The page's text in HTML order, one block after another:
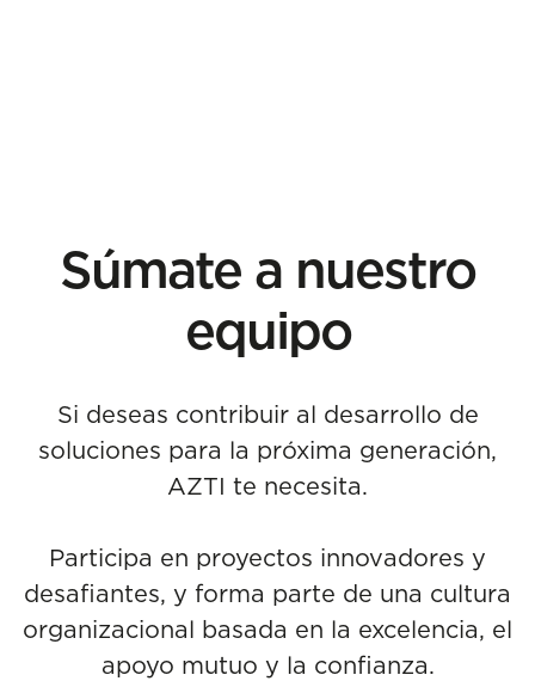
Súmate a nuestro
equipo
Si deseas contribuir al desarrollo de
soluciones para la próxima generación,
AZTI te necesita.
Participa en proyectos innovadores y
desafiantes, y forma parte de una cultura
organizacional basada en la excelencia, el
apoyo mutuo y la confianza.